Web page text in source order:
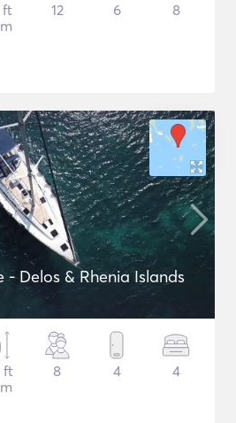
ft
12 6 8
- Delos & Rhenia Islands
ft
8 4 4